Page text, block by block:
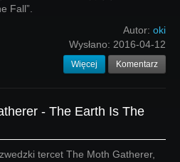
Fall”.
Autor: oki
Wysłano: 2016-04-12
Więcej Komentarz
- The Earth Is The
tercet The Moth Gatherer,